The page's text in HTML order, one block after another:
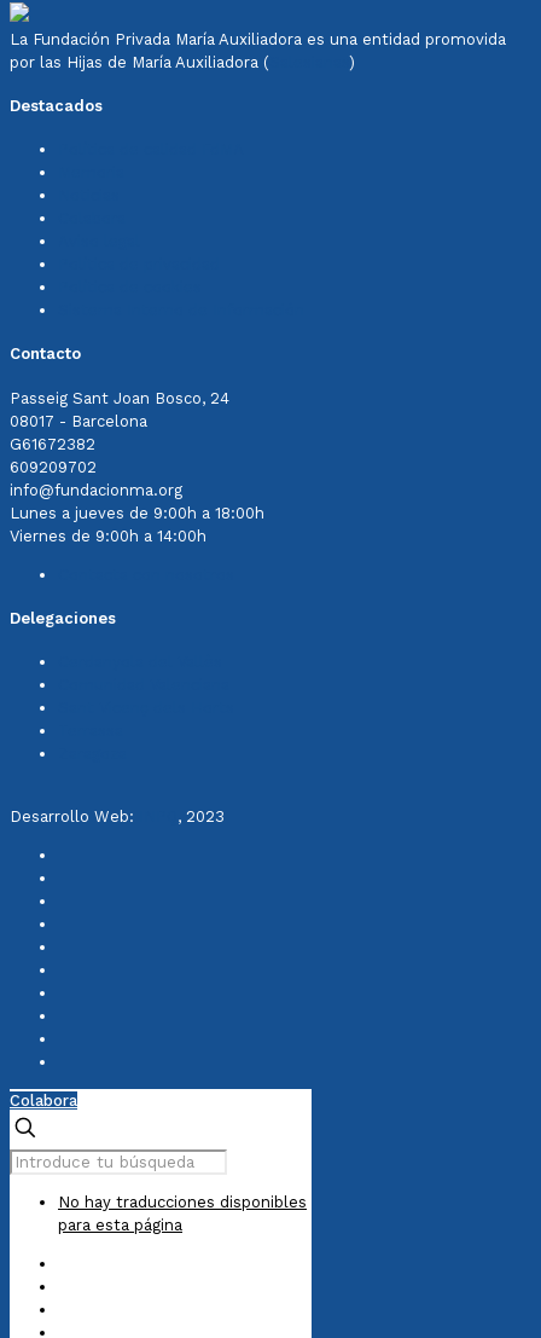
La Fundación Privada María Auxiliadora es una entidad promovida
por las Hijas de María Auxiliadora (
)
Destacados
Contacto
Passeig Sant Joan Bosco, 24
08017 - Barcelona
G61672382
609209702
info@fundacionma.org
Lunes a jueves de 9:00h a 18:00h
Viernes de 9:00h a 14:00h
Delegaciones
Desarrollo Web: , 2023
Colabora
No hay traducciones disponibles
para esta página